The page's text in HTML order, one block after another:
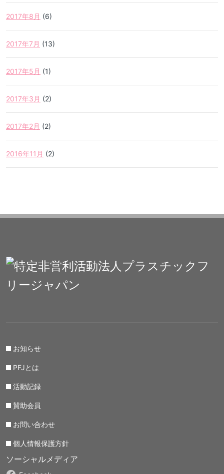
2017年8月 (6)
2017年7月 (13)
2017年5月 (1)
2017年3月 (2)
2017年2月 (2)
2016年11月 (2)
お知らせ
PFJとは
活動記録
賛助会員
お問い合わせ
個人情報保護方針
ソーシャルメディア